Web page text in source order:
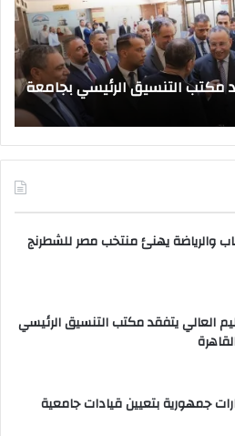
مكتب التنسيق الرئيسي بجامعة
والرياضة يهنئ منتخب مصر للشطرنج
العالي يتفقد مكتب التنسيق الرئيسي
جمهورية بتعيين قيادات جامعية